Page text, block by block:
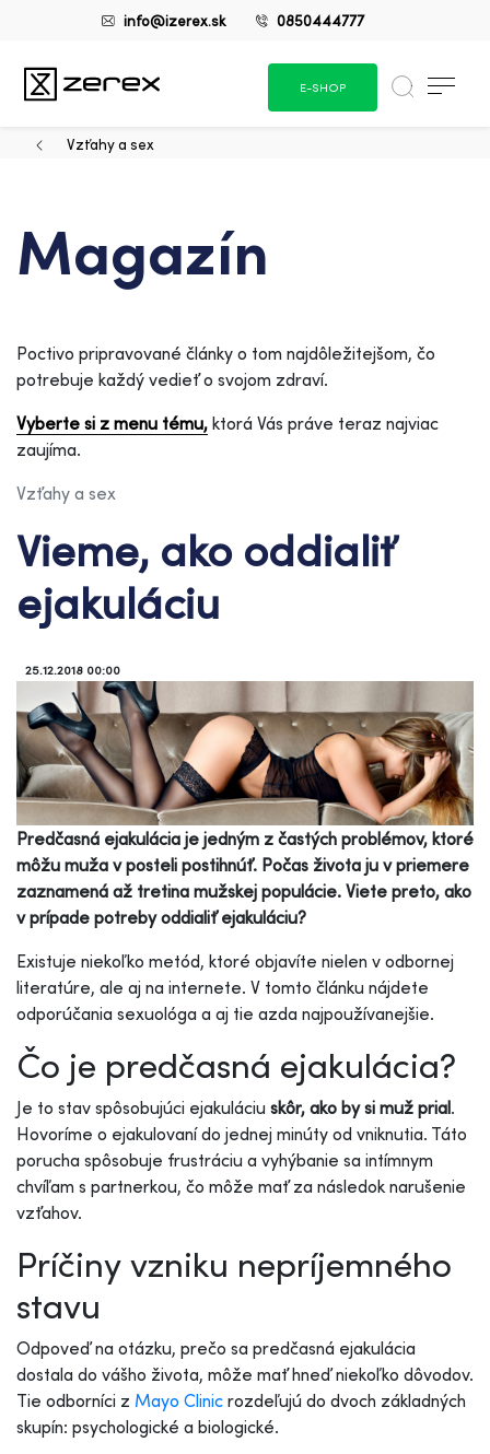
info@izerex.sk 0850444777
E-SHOP
Vzťahy a sex
Magazín
Poctivo pripravované články o tom najdôležitejšom, čo
potrebuje každý vedieť o svojom zdraví.
Vyberte si z menu tému, ktorá Vás práve teraz najviac
zaujíma.
Vzťahy a sex
Vieme, ako oddialiť
ejakuláciu
25.12.2018 00:00
Predčasná ejakulácia je jedným z častých problémov, ktoré
môžu muža v posteli postihnúť. Počas života ju v priemere
zaznamená až tretina mužskej populácie. Viete preto, ako
v prípade potreby oddialiť ejakuláciu?
Existuje niekoľko metód, ktoré objavíte nielen v odbornej
literatúre, ale aj na internete. V tomto článku nájdete
odporúčania sexuológa a aj tie azda najpoužívanejšie.
Čo je predčasná ejakulácia?
Je to stav spôsobujúci ejakuláciu skôr, ako by si muž prial.
Hovoríme o ejakulovaní do jednej minúty od vniknutia. Táto
porucha spôsobuje frustráciu a vyhýbanie sa intímnym
chvíľam s partnerkou, čo môže mať za následok narušenie
vzťahov.
Príčiny vzniku nepríjemného
stavu
Odpoveď na otázku, prečo sa predčasná ejakulácia
dostala do vášho života, môže mať hneď niekoľko dôvodov.
Tie odborníci z Mayo Clinic rozdeľujú do dvoch základných
skupín: psychologické a biologické.